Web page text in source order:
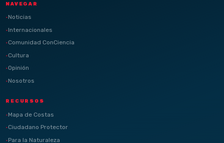
NAVEGAR
Noticias
Internacionales
Comunidad ConCiencia
Cultura
Opinión
Nosotros
RECURSOS
Mapa de Costas
Ciudadano Protector
Para la Naturaleza